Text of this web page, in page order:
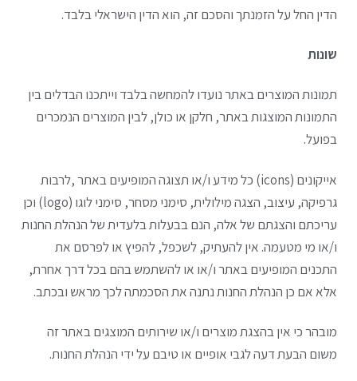
הדין החל על הזמנתך והסכם זה, הוא הדין הישראלי בלבד.
שונות
תמונות המוצרים באתר נועדו להמחשה בלבד וייתכנו הבדלים בין
התמונות המוצגות באתר, חלקן או כולן, לבין המוצרים הנמכרים
בפועל.
אייקונים (icons) כל מידע ו/או תצוגה המופיעים באתר ,לרבות
גרפיקה, עיצוב, הצגה מילולית, סימני מסחר, סימני לוגו (logo) וכן
עריכתם והצגתם של אלה, הנם בבעלות בלעדית של הנהלת החנות
ו/או מי מטעמה. אין להעתיק, לשכפל, להפיץ או לפרסם את
התכנים המופיעים באתר ו/או או להשתמש בהם בכל דרך אחרת,
אלא אם כן הנהלת החנות נתנה את הסכמתה לכך מראש ובכתב.
מובהר כי אין בהצגת מוצרים ו/או שירותים המוצגים באתר זה
משום הבעת דעה לגבי אופיים או טיבם על ידי הנהלת החנות.